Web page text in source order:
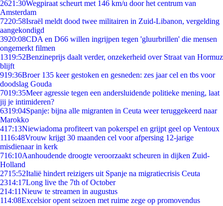
2621:30Wegpiraat scheurt met 146 km/u door het centrum van
Amsterdam
7220:58Israël meldt dood twee militairen in Zuid-Libanon, vergelding
aangekondigd
3920:08CDA en D66 willen ingrijpen tegen 'gluurbrillen' die mensen
ongemerkt filmen
1319:52Benzineprijs daalt verder, onzekerheid over Straat van Hormuz
blijft
919:36Broer 135 keer gestoken en gesneden: zes jaar cel en tbs voor
doodslag Gouda
7019:35Meer agressie tegen een andersluidende politieke mening, laat
jij je intimideren?
6319:04Spanje: bijna alle migranten in Ceuta weer teruggekeerd naar
Marokko
417:13Niewiadoma profiteert van pokerspel en grijpt geel op Ventoux
1116:48Vrouw krijgt 30 maanden cel voor afpersing 12-jarige
misdienaar in kerk
716:10Aanhoudende droogte veroorzaakt scheuren in dijken Zuid-
Holland
2715:52Italië hindert reizigers uit Spanje na migratiecrisis Ceuta
2314:17Long live the 7th of October
214:11Nieuw te streamen in augustus
114:08Excelsior opent seizoen met ruime zege op promovendus